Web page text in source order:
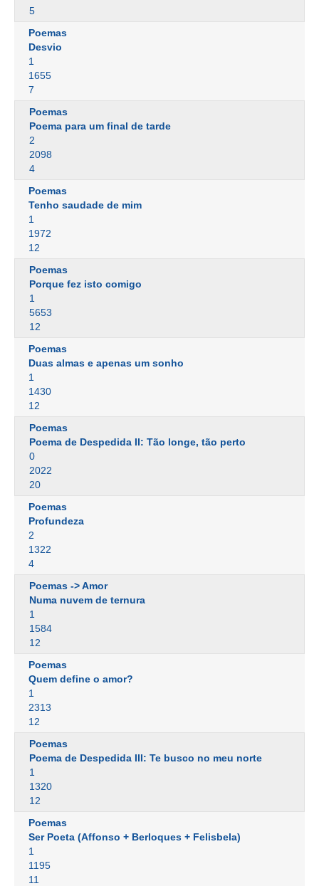
5
Poemas
Desvio
1
1655
7
Poemas
Poema para um final de tarde
2
2098
4
Poemas
Tenho saudade de mim
1
1972
12
Poemas
Porque fez isto comigo
1
5653
12
Poemas
Duas almas e apenas um sonho
1
1430
12
Poemas
Poema de Despedida II: Tão longe, tão perto
0
2022
20
Poemas
Profundeza
2
1322
4
Poemas -> Amor
Numa nuvem de ternura
1
1584
12
Poemas
Quem define o amor?
1
2313
12
Poemas
Poema de Despedida III: Te busco no meu norte
1
1320
12
Poemas
Ser Poeta (Affonso + Berloques + Felisbela)
1
1195
11